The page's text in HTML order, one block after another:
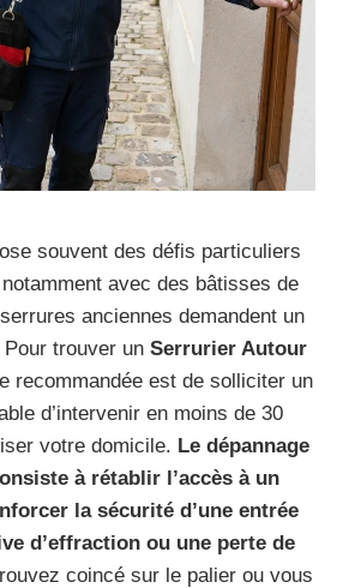
souvent des défis particuliers
avec des bâtisses de
anciennes demandent un
trouver un Serrurier Autour
recommandée est de solliciter un
d’intervenir en moins de 30
votre domicile. Le dépannage
à rétablir l’accès à un
la sécurité d’une entrée
d’effraction ou une perte de
coincé sur le palier ou vous